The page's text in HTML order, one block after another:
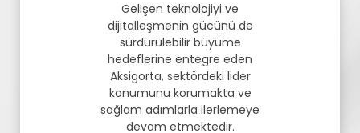
Gelişen teknolojiyi ve
dijitalleşmenin gücünü de
sürdürülebilir büyüme
hedeflerine entegre eden
Aksigorta, sektördeki lider
konumunu korumakta ve
sağlam adımlarla ilerlemeye
devam etmektedir.